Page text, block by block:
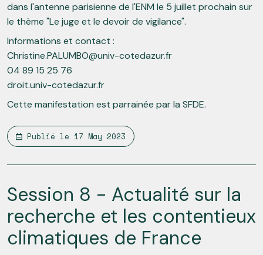
dans l'antenne parisienne de l'ENM le 5 juillet prochain sur
le thème "Le juge et le devoir de vigilance".
Informations et contact :
Christine.PALUMBO@univ-cotedazur.fr
04 89 15 25 76
droit.univ-cotedazur.fr
Cette manifestation est parrainée par la SFDE.
Publié le 17 May 2023
Session 8 - Actualité sur la
recherche et les contentieux
climatiques de France